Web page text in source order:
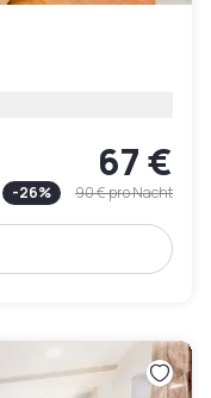
67 €
-26% 90 €pro Nacht